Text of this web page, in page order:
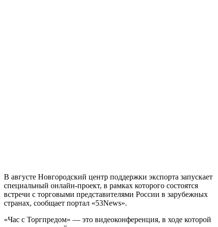
В августе Новгородский центр поддержки экспорта запускает
специальный онлайн-проект, в рамках которого состоятся
встречи с торговыми представителями России в зарубежных
странах, сообщает портал «53News».
«Час с Торгпредом» — это видеоконференция, в ходе которой